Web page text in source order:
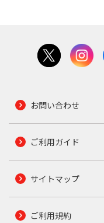
お問い合わせ
ご利用ガイド
サイトマップ
ご利用規約